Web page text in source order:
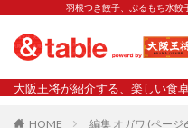
羽根つき餃子、ぷるもち水餃
大阪王将が紹介する、楽しい食
HOME 編集 オガワ (ページ
タグ
2023新商品 炒飯の素